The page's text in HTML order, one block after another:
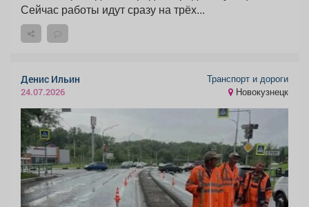
Сейчас работы идут сразу на трёх...
Денис Ильин
24.07.2026
Транспорт и дороги
Новокузнецк